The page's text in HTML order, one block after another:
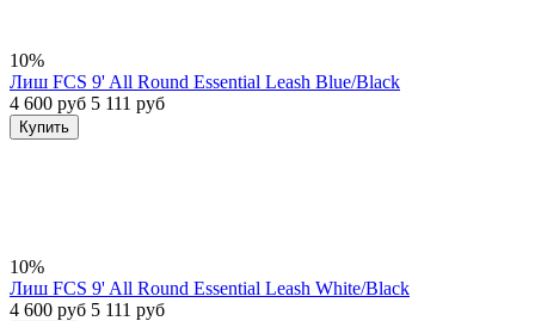
10%
Лиш FCS 9' All Round Essential Leash Blue/Black
4 600 руб 5 111 руб
Купить
10%
Лиш FCS 9' All Round Essential Leash White/Black
4 600 руб 5 111 руб